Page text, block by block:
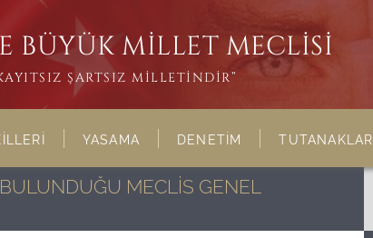
BÜYÜK MİLLET MECLİSİ
ŞARTSIZ MİLLETİNDİR”
YASAMA DENETİM TUTANAKLAR
MECLİS GENEL